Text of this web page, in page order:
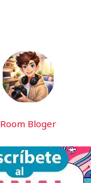
Room Bloger